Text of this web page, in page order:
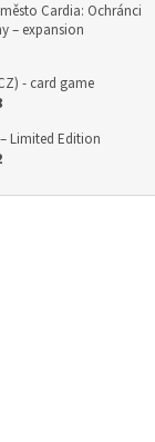
Cardia: Ochránci
– expansion
- card game
Limited Edition